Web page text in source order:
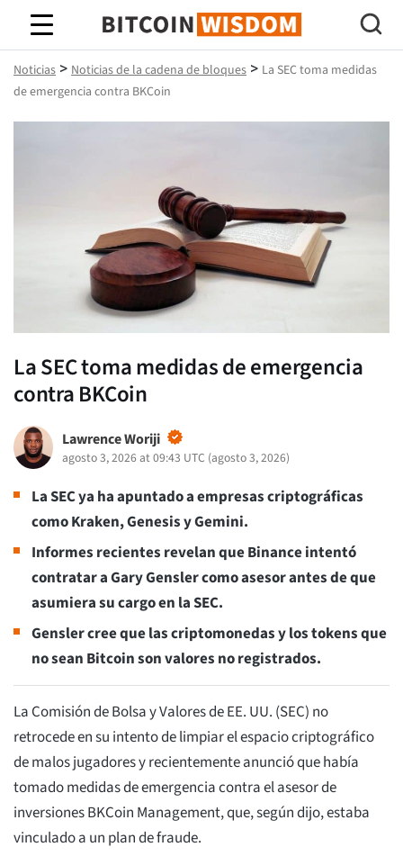
Sabiduría de Bitcoin
Noticias > Noticias de la cadena de bloques > La SEC toma medidas
de emergencia contra BKCoin
La SEC toma medidas de emergencia
contra BKCoin
Lawrence Woriji
agosto 3, 2026 at 09:43 UTC (agosto 3, 2026)
La SEC ya ha apuntado a empresas criptográficas
como Kraken, Genesis y Gemini.
Informes recientes revelan que Binance intentó
contratar a Gary Gensler como asesor antes de que
asumiera su cargo en la SEC.
Gensler cree que las criptomonedas y los tokens que
no sean Bitcoin son valores no registrados.
La Comisión de Bolsa y Valores de EE. UU. (SEC) no
retrocede en su intento de limpiar el espacio criptográfico
de malos jugadores y recientemente anunció que había
tomado medidas de emergencia contra el asesor de
inversiones BKCoin Management, que, según dijo, estaba
vinculado a un plan de fraude.